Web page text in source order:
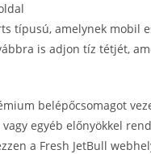
típusú, amelynek mobil
is adjon tíz tétjét,
belépőcsomagot
egyéb előnyökkel
a Fresh JetBull